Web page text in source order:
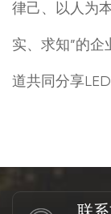
律己、以人为
实、求知”的
道共同分享